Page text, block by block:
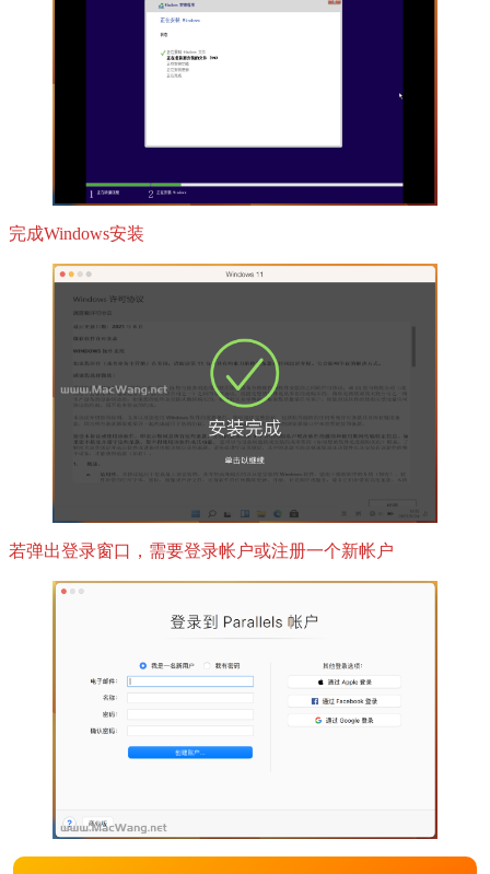
完成Windows安装
若弹出登录窗口，需要登录帐户或注册一个新帐户